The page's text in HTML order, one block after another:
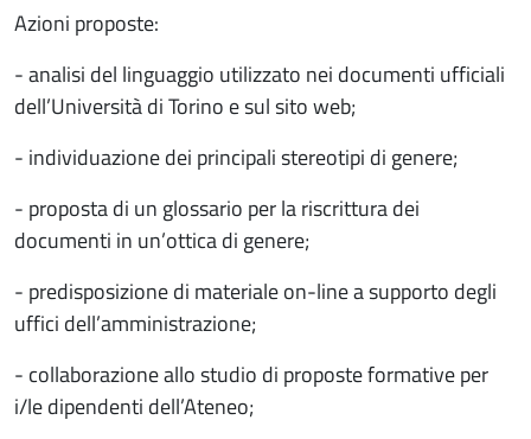
Azioni proposte:
- analisi del linguaggio utilizzato nei documenti ufficiali
dell’Università di Torino e sul sito web;
- individuazione dei principali stereotipi di genere;
- proposta di un glossario per la riscrittura dei
documenti in un’ottica di genere;
- predisposizione di materiale on-line a supporto degli
uffici dell’amministrazione;
- collaborazione allo studio di proposte formative per
i/le dipendenti dell’Ateneo;